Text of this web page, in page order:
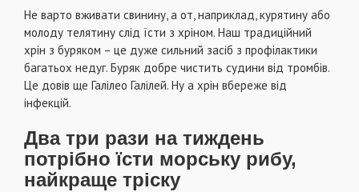
Не варто вживати свинину, а от, наприклад, курятину або
молоду телятину слід їсти з хріном. Наш традиційний
хрін з буряком – це дуже сильний засіб з профілактики
багатьох недуг. Буряк добре чистить судини від тромбів.
Це довів ще Галілео Галілей. Ну а хрін вбереже від
інфекцій.
Два три рази на тиждень
потрібно їсти морську рибу,
найкраще тріску